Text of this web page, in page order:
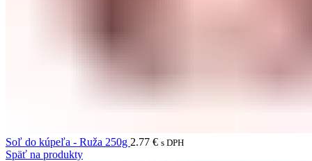
Soľ do kúpeľa - Ruža 250g 2.77 € s DPH
Späť na produkty